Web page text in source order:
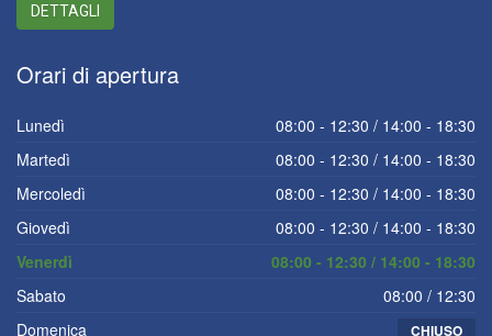
DETTAGLI
Orari di apertura
Lunedì
08:00 - 12:30 / 14:00 - 18:30
Martedì
08:00 - 12:30 / 14:00 - 18:30
Mercoledì
08:00 - 12:30 / 14:00 - 18:30
Giovedì
08:00 - 12:30 / 14:00 - 18:30
Venerdì
08:00 - 12:30 / 14:00 - 18:30
Sabato
08:00 / 12:30
Domenica
CHIUSO